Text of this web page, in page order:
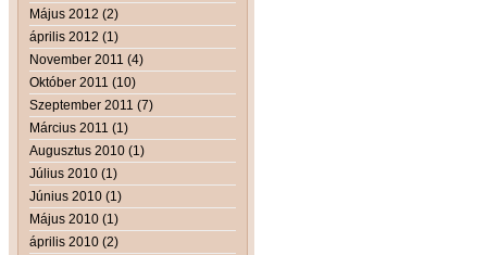
Május 2012 (2)
április 2012 (1)
November 2011 (4)
Október 2011 (10)
Szeptember 2011 (7)
Március 2011 (1)
Augusztus 2010 (1)
Július 2010 (1)
Június 2010 (1)
Május 2010 (1)
április 2010 (2)